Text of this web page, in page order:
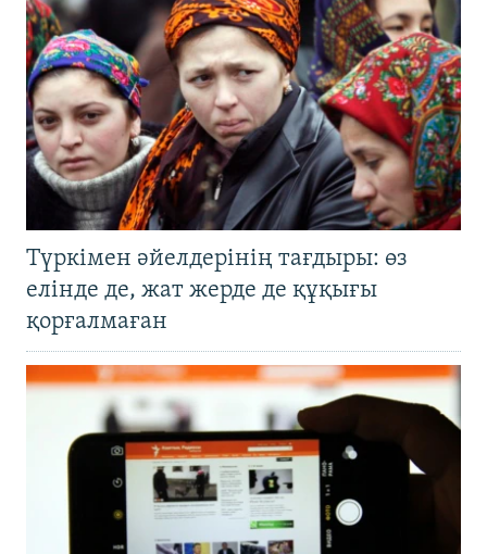
Түркімен әйелдерінің тағдыры: өз
елінде де, жат жерде де құқығы
қорғалмаған